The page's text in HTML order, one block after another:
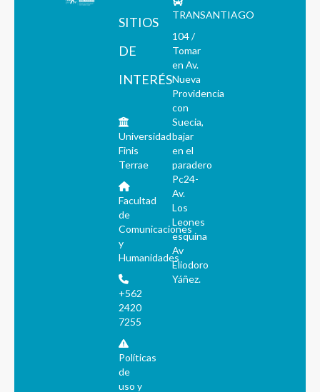
SITIOS
DE
INTERÉS
Universidad
Finis
Terrae
Facultad
de
Comunicaciones
y
Humanidades
+562
2420
7255
Políticas
de
uso y
TRANSANTIAGO
104 /
Tomar
en Av.
Nueva
Providencia
con
Suecia,
bajar
en el
paradero
Pc24-
Av.
Los
Leones
esquina
Av
Eliodoro
Yáñez.